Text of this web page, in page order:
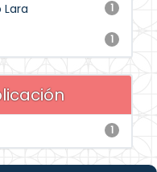
1
1
1